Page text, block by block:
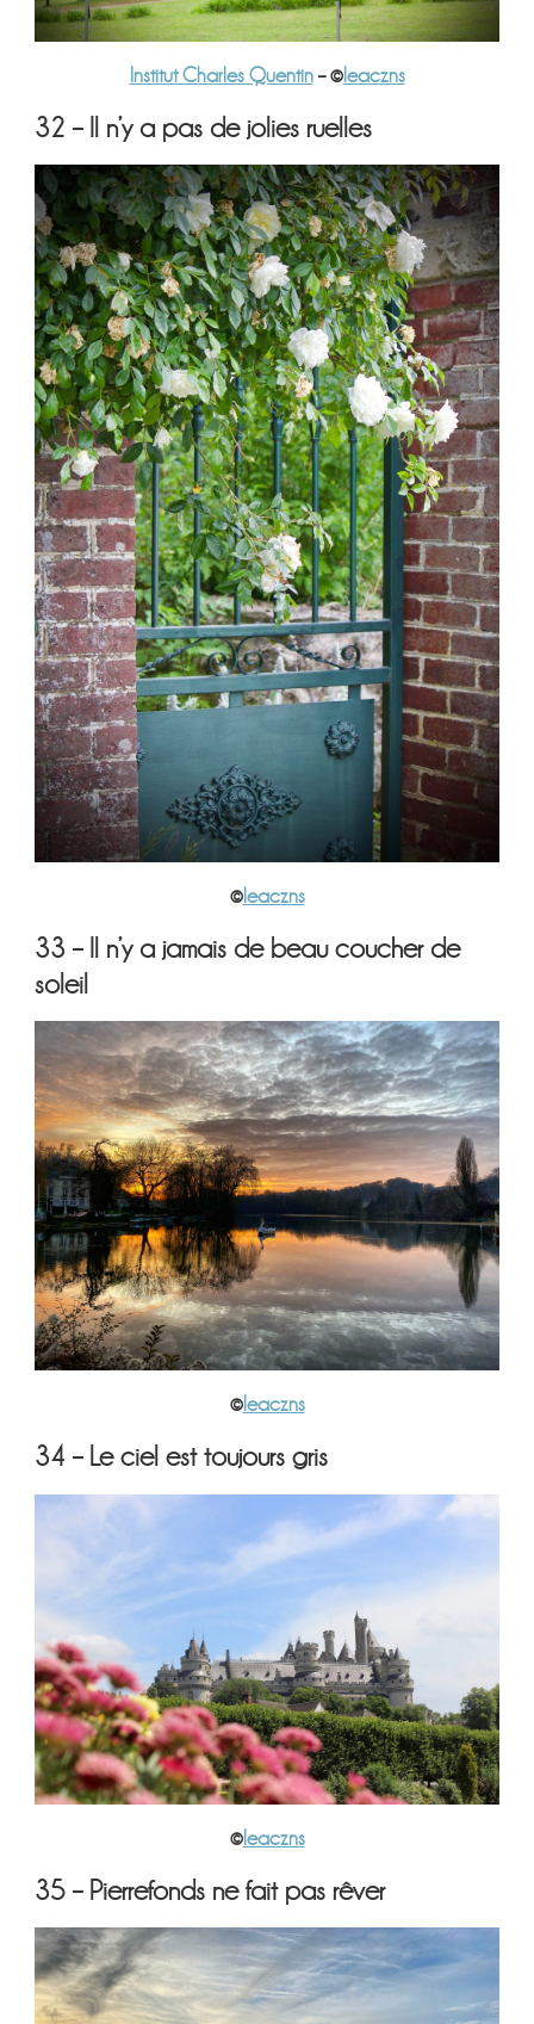
Institut Charles Quentin– ©leaczns
32 – Il n’y a pas de jolies ruelles
©leaczns
33 – Il n’y a jamais de beau coucher de
soleil
©leaczns
34 – Le ciel est toujours gris
©leaczns
35 – Pierrefonds ne fait pas rêver